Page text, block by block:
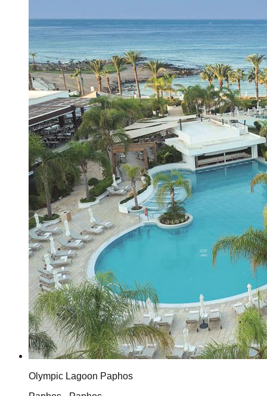
Olympic Lagoon Paphos